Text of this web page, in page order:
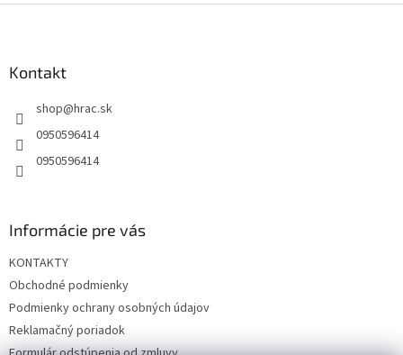
v
Kontakt
shop@hrac.sk
0950596414
0950596414
Informácie pre vás
KONTAKTY
Obchodné podmienky
Podmienky ochrany osobných údajov
Reklamačný poriadok